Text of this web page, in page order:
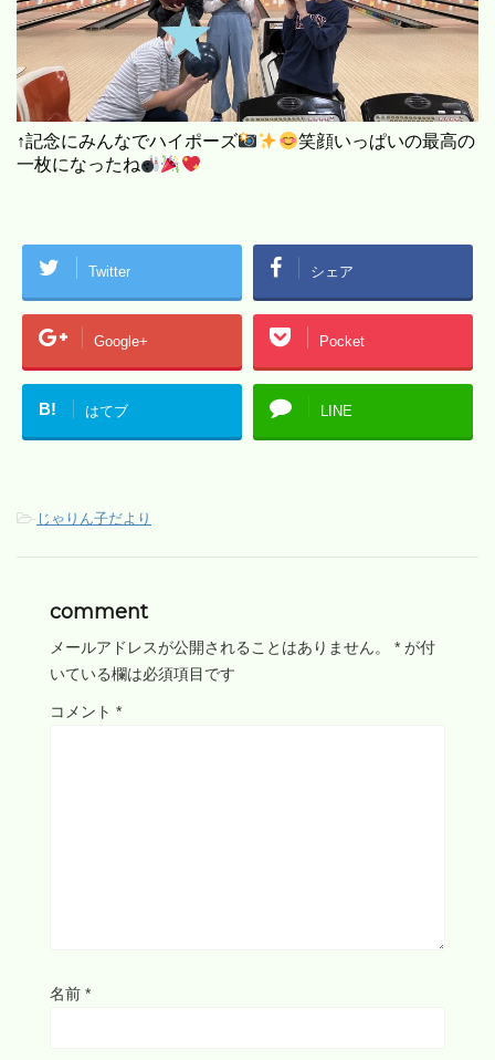
↑記念にみんなでハイポーズ
笑顔いっぱいの最高の
一枚になったね
Twitter シェア
Google+ Pocket
B! はてブ LINE
- じゃりん子だより
comment
メールアドレスが公開されることはありません。 * が付
いている欄は必須項目です
コメント *
名前 *